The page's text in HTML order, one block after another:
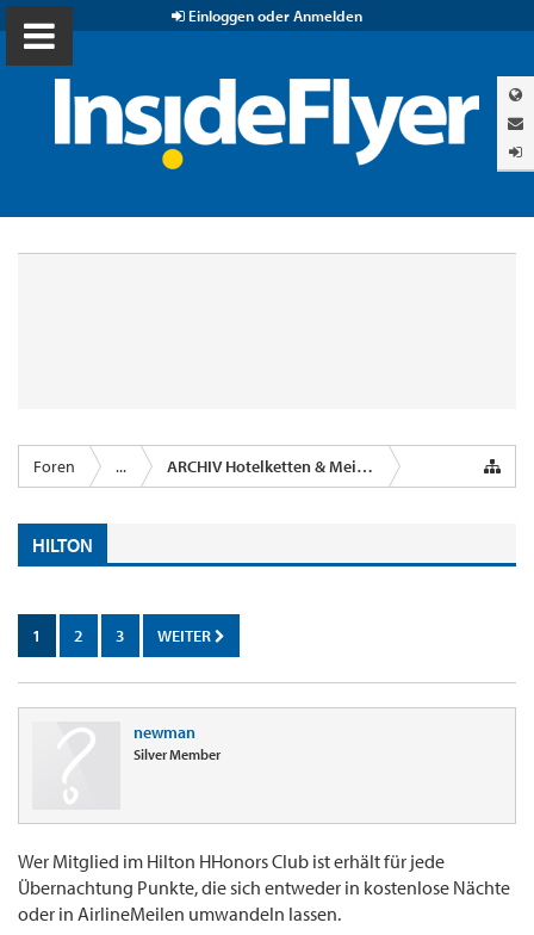
Einloggen oder Anmelden
Foren ... ARCHIV Hotelketten & Meilen im Schlaf sammeln
HILTON
1 2 3 WEITER
newman
Silver Member
Wer Mitglied im Hilton HHonors Club ist erhält für jede
Übernachtung Punkte, die sich entweder in kostenlose Nächte
oder in AirlineMeilen umwandeln lassen.